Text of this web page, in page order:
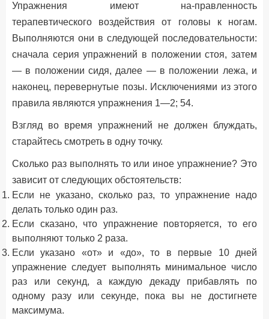
Упражнения имеют на-правленность
терапевтического воздействия от головы к ногам.
Выполняются они в следующей последовательности:
сначала серия упражнений в положении стоя, затем
— в положении сидя, далее — в положении лежа, и
наконец, перевернутые позы. Исключениями из этого
правила являются упражнения 1—2; 54.
Взгляд во время упражнений не должен блуждать,
старайтесь смотреть в одну точку.
Сколько раз выполнять то или иное упражнение? Это
зависит от следующих обстоятельств:
Если не указано, сколько раз, то упражнение надо
делать только один раз.
Если сказано, что упражнение повторяется, то его
выполняют только 2 раза.
Если указано «от» и «до», то в первые 10 дней
упражнение следует выполнять минимальное число
раз или секунд, а каждую декаду прибавлять по
одному разу или секунде, пока вы не достигнете
максимума.